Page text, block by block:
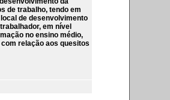
de trabalho, tendo em
de desenvolvimento
em nível
no ensino médio,
relação aos quesitos